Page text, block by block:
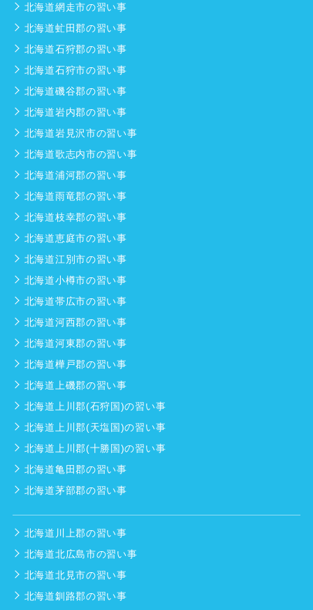
北海道網走市の習い事
北海道虻田郡の習い事
北海道石狩郡の習い事
北海道石狩市の習い事
北海道磯谷郡の習い事
北海道岩内郡の習い事
北海道岩見沢市の習い事
北海道歌志内市の習い事
北海道浦河郡の習い事
北海道雨竜郡の習い事
北海道枝幸郡の習い事
北海道恵庭市の習い事
北海道江別市の習い事
北海道小樽市の習い事
北海道帯広市の習い事
北海道河西郡の習い事
北海道河東郡の習い事
北海道樺戸郡の習い事
北海道上磯郡の習い事
北海道上川郡(石狩国)の習い事
北海道上川郡(天塩国)の習い事
北海道上川郡(十勝国)の習い事
北海道亀田郡の習い事
北海道茅部郡の習い事
北海道川上郡の習い事
北海道北広島市の習い事
北海道北見市の習い事
北海道釧路郡の習い事